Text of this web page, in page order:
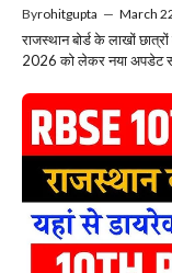
Byrohitgupta — March
राजस्थान बोर्ड के लाखों
2026 को लेकर नया अपडेट